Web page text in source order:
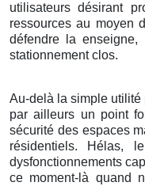
utilisateurs désirant
ressources au moyen
défendre la
stationnement clos.
Au-delà la simple utilité
par ailleurs un point
sécurité des espaces
résidentiels. Hélas,
dysfonctionnements
ce moment-là quand